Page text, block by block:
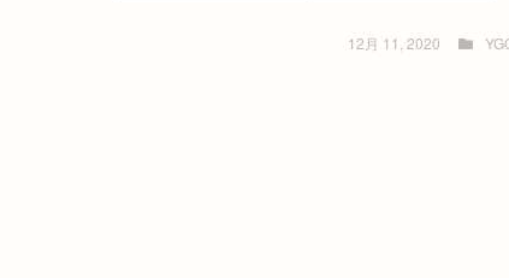
12月 11, 2020